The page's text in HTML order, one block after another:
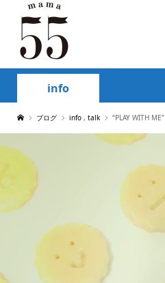
info
ブログ info , talk “PLAY WITH ME”